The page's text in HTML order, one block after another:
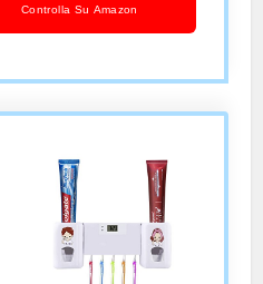
Controlla Su Amazon